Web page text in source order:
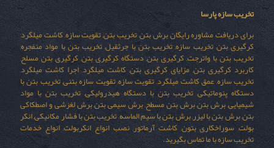
تخریب سازه پارسا
برای دریافت مشاوره رایگان برش بتن, تخریب بتن, تقویت سازه, کاشت میلگرد,
کرگیری بتن, تخریب سازه, تخریب بتن با جرثقیل, تخریب بتن با مواد منفجره,
تخریب بتن با واترجت, کرگیری بتن, دستگاه کرگیری بتن, کرگیری بتن مسلح,
کاربرد کرگیری بتن, مزایای کرگیری بتن, کاشت میلگرد, اجرا کاشت میلگرد,
تخریب سازه, عمق کاشت میلگرد, تقویت سازه, تقویت سازه بتنی, تخریب بتن با
دستگاه پنوماتیکی, تخریب بتن با دستگاه هیدرولیکی, تخریب بتن با مواد
شیمیایی, برش بتن, برش بتن مسطح, برش سیمی بتن, برش لغزشی و اصطکاکی
بتن, برش بتن با لیزر, برش بتن با سیم الماسه, تخریب بتن با فشار مکانیکی, انکر
بولت, سوراخکاری بتون, کاشت آرماتور, نصب انواع انکربولت, انواع خدمات
تخریب سازه با ما تماس بگیرید.